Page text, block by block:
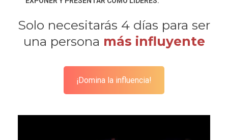
Solo necesitarás 4 días para ser
una persona más influyente
¡Domina la influencia!